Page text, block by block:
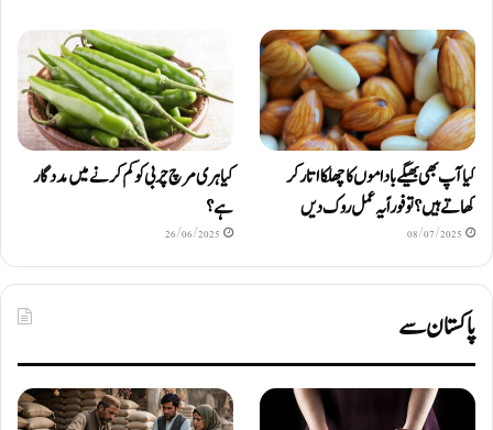
کیا آپ بھی بھیگے باداموں کا چھلکا اتار کر
کھاتے ہیں؟ تو فوراً یہ عمل روک دیں
08/07/2025
کیا ہری مرچ چربی کو کم کرنے میں مددگار
ہے؟
26/06/2025
پاکستان سے